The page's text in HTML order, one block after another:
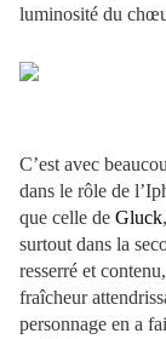
luminosité du
C’est avec
dans le rôle de
que celle de Gluck
surtout dans la
resserré et
fraîcheur
personnage en a